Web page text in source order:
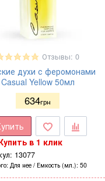
Отзывы: 0
духи с феромонами
Casual Yellow 50мл
634грн
в 1 клик
13077
Для нее Емкость (мл.) 50